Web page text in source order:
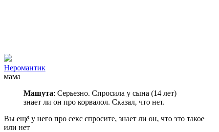
Неромантик
мама
Машута: Серьезно. Спросила у сына (14 лет)
знает ли он про корвалол. Сказал, что нет.
Вы ещё у него про секс спросите, знает ли он, что это такое
или нет